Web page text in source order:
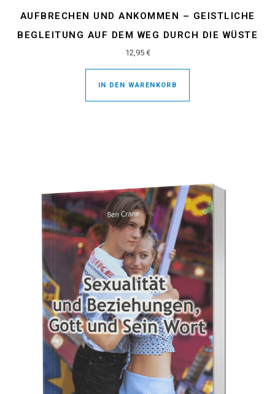
AUFBRECHEN UND ANKOMMEN – GEISTLICHE
BEGLEITUNG AUF DEM WEG DURCH DIE WÜSTE
12,95 €
IN DEN WARENKORB